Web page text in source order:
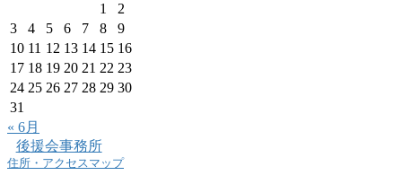
1
2
3
4 5 6 7 8
9
10 11 12 13 14 15 16
17 18 19 20 21 22 23
24 25 26 27 28 29 30
31
« 6月
後援会事務所
住所・アクセスマップ